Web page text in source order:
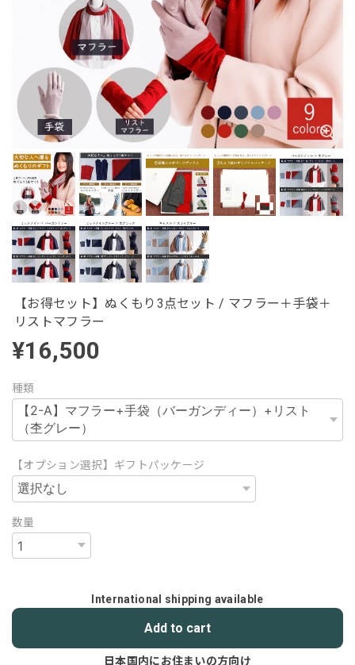
【お得セット】ぬくもり3点セット / マフラー＋手袋＋
リストマフラー
¥16,500
種類
【オプション選択】ギフトパッケージ
数量
International shipping available
Add to cart
日本国内にお住まいの方向け